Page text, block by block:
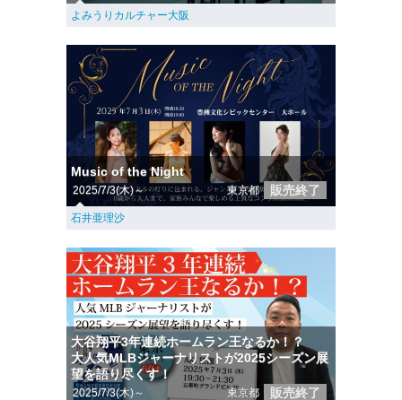
よみうりカルチャー大阪
Music of the Night
2025/7/3(木)～ 東京都 販売終了
石井亜理沙
大谷翔平3年連続ホームラン王なるか！？
大人気MLBジャーナリストが2025シーズン展
望を語り尽くす！
2025/7/3(木)～ 東京都 販売終了